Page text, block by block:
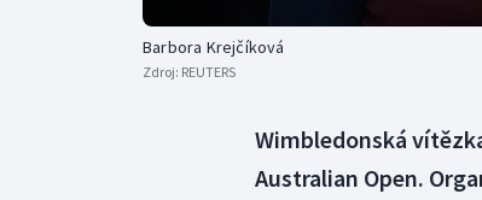
Barbora Krejčíková
Zdroj: REUTERS
Wimbledonská
Australian Open.